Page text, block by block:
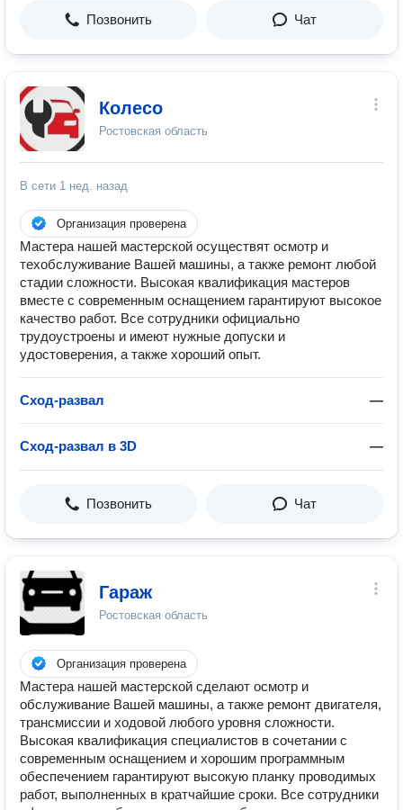
Позвонить Чат
Колесо
Ростовская область
В сети 1 нед. назад
Организация проверена
Мастера нашей мастерской осуществят осмотр и
техобслуживание Вашей машины, а также ремонт любой
стадии сложности. Высокая квалификация мастеров
вместе с современным оснащением гарантируют высокое
качество работ. Все сотрудники официально
трудоустроены и имеют нужные допуски и
удостоверения, а также хороший опыт.
Сход-развал —
Сход-развал в 3D —
Позвонить Чат
Гараж
Ростовская область
Организация проверена
Мастера нашей мастерской сделают осмотр и
обслуживание Вашей машины, а также ремонт двигателя,
трансмиссии и ходовой любого уровня сложности.
Высокая квалификация специалистов в сочетании с
современным оснащением и хорошим программным
обеспечением гарантируют высокую планку проводимых
работ, выполненных в кратчайшие сроки. Все сотрудники